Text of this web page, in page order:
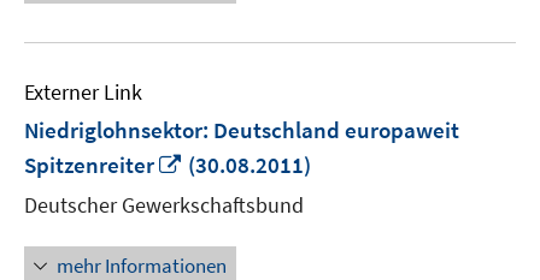
Externer Link
Niedriglohnsektor: Deutschland europaweit
Spitzenreiter
In
neuem
Fenster
öffnen
(30.08.2011)
Deutscher Gewerkschaftsbund
mehr Informationen